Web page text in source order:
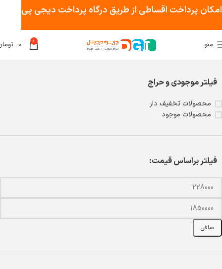
منو 0 ۰
فیلتر موجودی و حراج
محصولات تخفیف دار
محصولات موجود
فیلتر براساس قیمت:
صافی
امکان پرداخت اقساطی از طریق درگاه پرداخت دیجی پی